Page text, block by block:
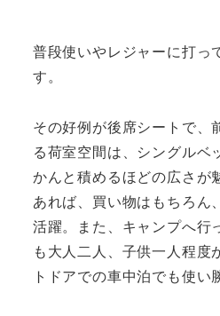
普段使いやレジャーに打っ
す。
その好例が後席シートで、
る荷室空間は、シングルベ
かんと積めるほどの広さが
あれば、買い物はもちろん
活躍。また、キャンプへ行
も大人二人、子供一人程度
トドアでの車中泊でも使い